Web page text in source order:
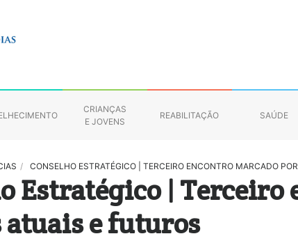
CRIANÇAS
E JOVENS
REABILITAÇÃO SAÚDE
/ CONSELHO ESTRATÉGICO | TERCEIRO ENCONTRO MARCADO
Estratégico |
atuais e futuros